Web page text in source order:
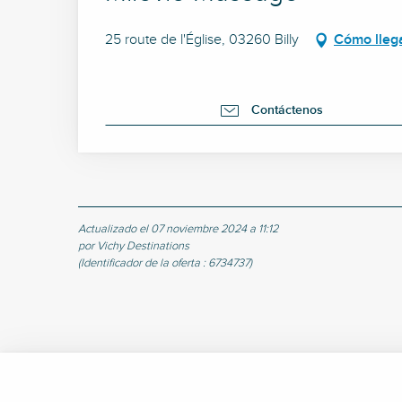
25 route de l'Église, 03260 Billy Cómo
Contáctenos
Actualizado el 07 noviembre 2024 a 11:12
por Vichy Destinations
(Identificador de la oferta : 6734737)